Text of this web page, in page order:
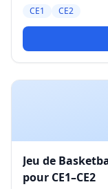
CE1 CE2
Jeu de
pour CE1–CE2